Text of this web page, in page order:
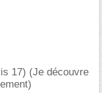
17) (Je découvre